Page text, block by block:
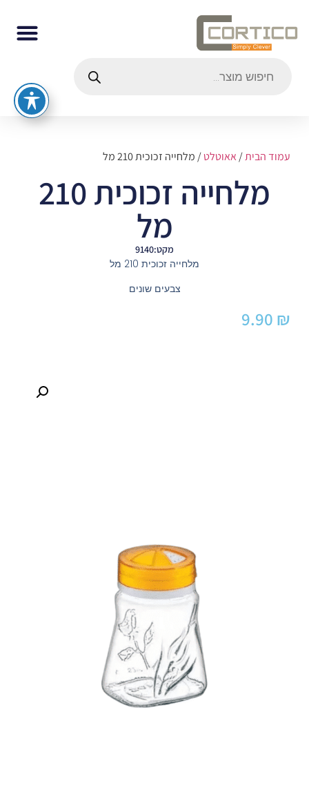
עמוד הבית/אאוטלט/ מלחייה זכוכית 210 מל
מלחייה זכוכית 210
מל
מקט:9140
מלחייה זכוכית 210 מל
צבעים שונים
9.90 ₪